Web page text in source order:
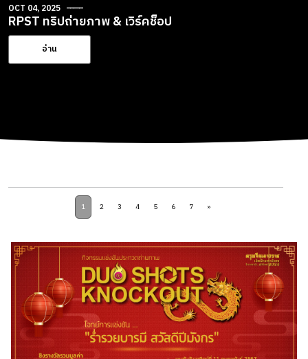
OCT 04, 2025
RPST ทริปถ่ายภาพ & เวิร์คช็อป
อ่าน
1 2 3 4 5 6 7 »